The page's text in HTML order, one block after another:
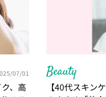
07/01
、高
Beauty
【40代スキン